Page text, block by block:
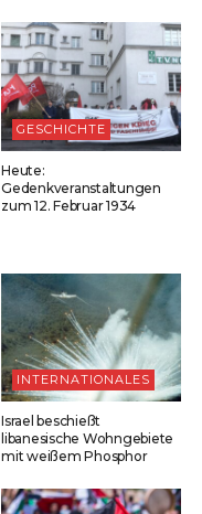
GESCHICHTE
Heute:
Gedenkveranstaltungen
zum 12. Februar 1934
INTERNATIONALES
Israel beschießt
libanesische Wohngebiete
mit weißem Phosphor